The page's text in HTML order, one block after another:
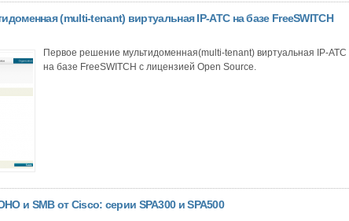
(multi-tenant) виртуальная IP-АТС на базе FreeSWITCH
Первое решение мультидоменная(multi-tenant) виртуальная IP-АТС
на базе FreeSWITCH c лицензией Open Source.
и SMB от Cisco: серии SPA300 и SPA500